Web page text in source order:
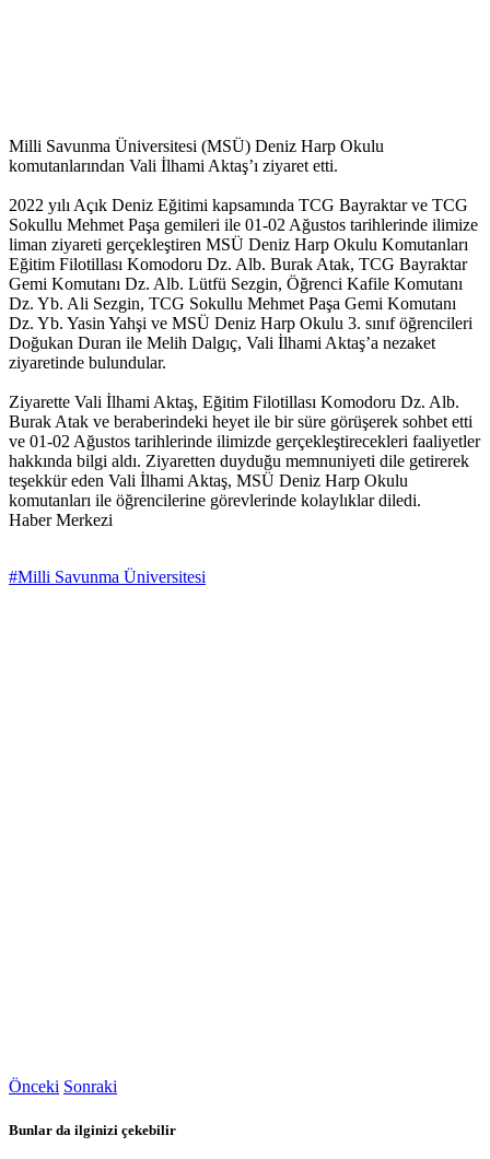
Milli Savunma Üniversitesi (MSÜ) Deniz Harp Okulu
komutanlarından Vali İlhami Aktaş’ı ziyaret etti.
2022 yılı Açık Deniz Eğitimi kapsamında TCG Bayraktar ve TCG
Sokullu Mehmet Paşa gemileri ile 01-02 Ağustos tarihlerinde ilimize
liman ziyareti gerçekleştiren MSÜ Deniz Harp Okulu Komutanları
Eğitim Filotillası Komodoru Dz. Alb. Burak Atak, TCG Bayraktar
Gemi Komutanı Dz. Alb. Lütfü Sezgin, Öğrenci Kafile Komutanı
Dz. Yb. Ali Sezgin, TCG Sokullu Mehmet Paşa Gemi Komutanı
Dz. Yb. Yasin Yahşi ve MSÜ Deniz Harp Okulu 3. sınıf öğrencileri
Doğukan Duran ile Melih Dalgıç, Vali İlhami Aktaş’a nezaket
ziyaretinde bulundular.
Ziyarette Vali İlhami Aktaş, Eğitim Filotillası Komodoru Dz. Alb.
Burak Atak ve beraberindeki heyet ile bir süre görüşerek sohbet etti
ve 01-02 Ağustos tarihlerinde ilimizde gerçekleştirecekleri faaliyetler
hakkında bilgi aldı. Ziyaretten duyduğu memnuniyeti dile getirerek
teşekkür eden Vali İlhami Aktaş, MSÜ Deniz Harp Okulu
komutanları ile öğrencilerine görevlerinde kolaylıklar diledi.
Haber Merkezi
#Milli Savunma Üniversitesi
Önceki Sonraki
Bunlar da ilginizi çekebilir